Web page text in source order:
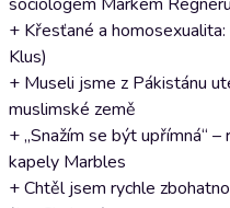
+ Křesťané a homosexualita:
Klus)
+ Museli jsme z Pákistánu
muslimské země
+ „Snažím se být upřímná“
kapely Marbles
+ Chtěl jsem rychle